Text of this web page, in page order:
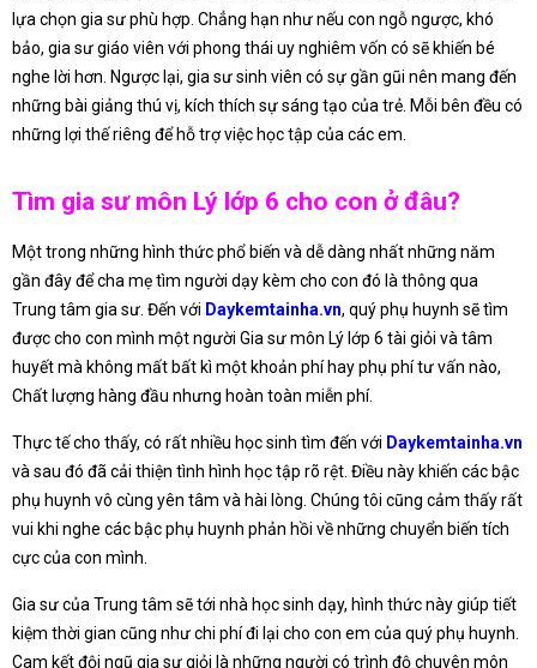
lựa chọn gia sư phù hợp. Chẳng hạn như nếu con ngỗ ngược, khó
bảo, gia sư giáo viên với phong thái uy nghiêm vốn có sẽ khiến bé
nghe lời hơn. Ngược lại, gia sư sinh viên có sự gần gũi nên mang đến
những bài giảng thú vị, kích thích sự sáng tạo của trẻ. Mỗi bên đều có
những lợi thế riêng để hỗ trợ việc học tập của các em.
Tìm gia sư môn Lý lớp 6 cho con ở đâu?
Một trong những hình thức phổ biến và dễ dàng nhất những năm
gần đây để cha mẹ tìm người dạy kèm cho con đó là thông qua
Trung tâm gia sư. Đến với Daykemtainha.vn, quý phụ huynh sẽ tìm
được cho con mình một người Gia sư môn Lý lớp 6 tài giỏi và tâm
huyết mà không mất bất kì một khoản phí hay phụ phí tư vấn nào,
Chất lượng hàng đầu nhưng hoàn toàn miễn phí.
Thực tế cho thấy, có rất nhiều học sinh tìm đến với Daykemtainha.vn
và sau đó đã cải thiện tình hình học tập rõ rệt. Điều này khiến các bậc
phụ huynh vô cùng yên tâm và hài lòng. Chúng tôi cũng cảm thấy rất
vui khi nghe các bậc phụ huynh phản hồi về những chuyển biến tích
cực của con mình.
Gia sư của Trung tâm sẽ tới nhà học sinh dạy, hình thức này giúp tiết
kiệm thời gian cũng như chi phí đi lại cho con em của quý phụ huynh.
Cam kết đội ngũ gia sư giỏi là những người có trình độ chuyên môn